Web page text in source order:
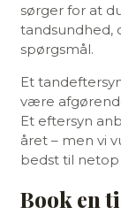
sørger for at
tandsundhed,
spørgsmål.
Et
være
Et eftersyn
året – men vi
bedst til netop
Book en